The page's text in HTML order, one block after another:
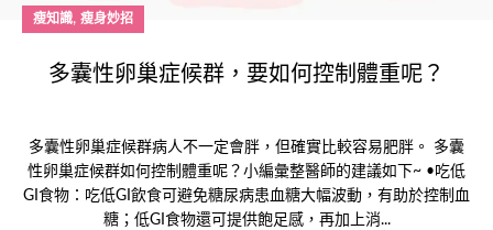
瘦知識, 瘦身妙招
多囊性卵巢症候群，要如何控制體重呢？
多囊性卵巢症候群病人不一定會胖，但確實比較容易肥胖。 多囊
性卵巢症候群如何控制體重呢？小編彙整醫師的建議如下~ •吃低
GI食物：吃低GI飲食可避免糖尿病患血糖大幅波動，有助於控制血
糖；低GI食物還可提供飽足感，再加上消...